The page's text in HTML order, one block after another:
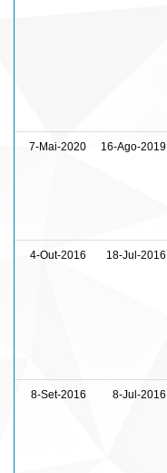
7-Mai-2020 16-Ago-2019
4-Out-2016 18-Jul-2016
8-Set-2016 8-Jul-2016